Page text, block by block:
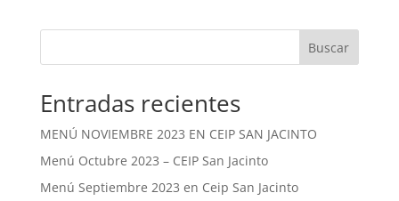
Buscar
Entradas recientes
MENÚ NOVIEMBRE 2023 EN CEIP SAN JACINTO
Menú Octubre 2023 – CEIP San Jacinto
Menú Septiembre 2023 en Ceip San Jacinto